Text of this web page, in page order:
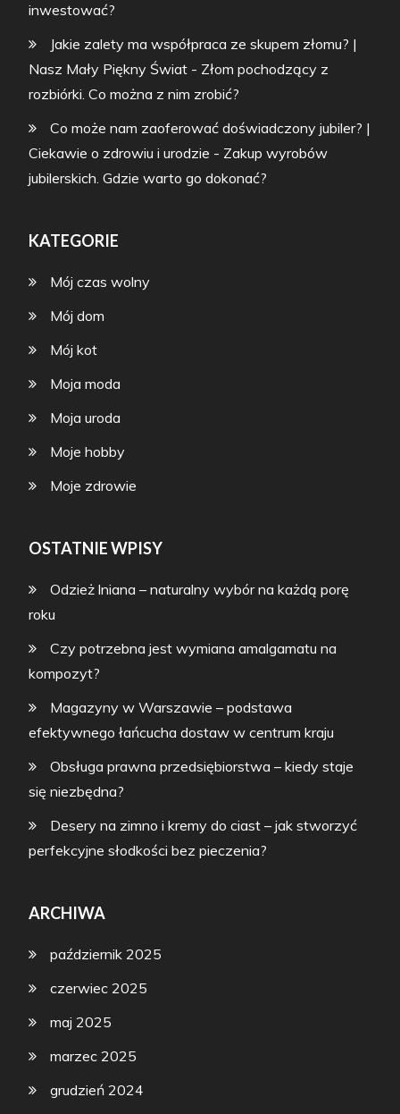
inwestować?
Jakie zalety ma współpraca ze skupem złomu? |
Nasz Mały Piękny Świat - Złom pochodzący z
rozbiórki. Co można z nim zrobić?
Co może nam zaoferować doświadczony jubiler? |
Ciekawie o zdrowiu i urodzie - Zakup wyrobów
jubilerskich. Gdzie warto go dokonać?
KATEGORIE
Mój czas wolny
Mój dom
Mój kot
Moja moda
Moja uroda
Moje hobby
Moje zdrowie
OSTATNIE WPISY
Odzież lniana – naturalny wybór na każdą porę
roku
Czy potrzebna jest wymiana amalgamatu na
kompozyt?
Magazyny w Warszawie – podstawa
efektywnego łańcucha dostaw w centrum kraju
Obsługa prawna przedsiębiorstwa – kiedy staje
się niezbędna?
Desery na zimno i kremy do ciast – jak stworzyć
perfekcyjne słodkości bez pieczenia?
ARCHIWA
październik 2025
czerwiec 2025
maj 2025
marzec 2025
grudzień 2024